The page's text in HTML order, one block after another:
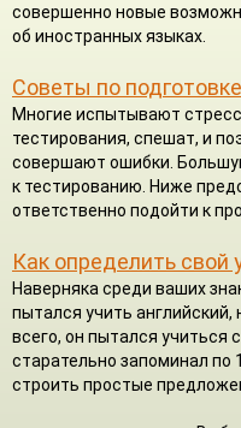
совершенно новые
об иностранных языках.
Советы по подготовке
Многие испытывают
тестирования, спешат, и
совершают ошибки.
к тестированию. Ниже
ответственно подойти к
Как определить свой
Наверняка среди ваших
пытался учить английский,
всего, он пытался учиться
старательно запоминал по
строить простые